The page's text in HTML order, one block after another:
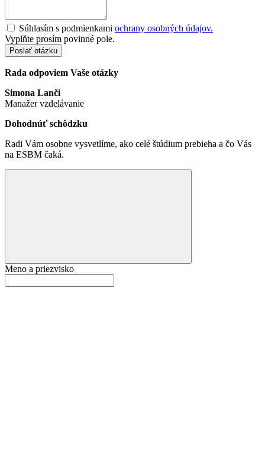
Súhlasím s podmienkami ochrany osobných údajov.
Vyplňte prosím povinné pole.
Poslať otázku
Rada odpoviem Vaše otázky
Simona Lanči
Manažer vzdelávanie
Dohodnúť schôdzku
Radi Vám osobne vysvetlíme, ako celé štúdium prebieha a čo Vás
na ESBM čaká.
Meno a priezvisko